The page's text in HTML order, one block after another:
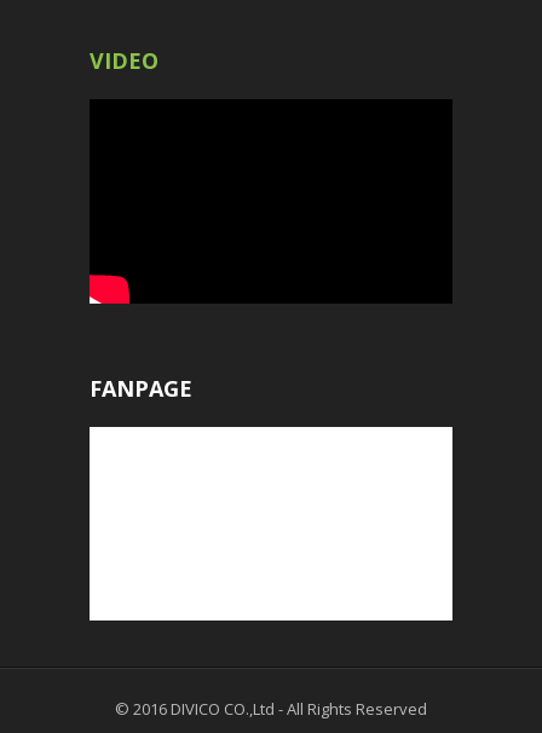
VIDEO
FANPAGE
© 2016 DIVICO CO.,Ltd - All Rights Reserved